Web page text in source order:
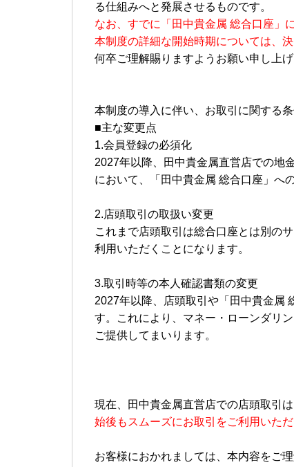
る仕組みへと発展させるものです。
なお、すでに「田中貴金属 総合口座」
本制度の詳細な開始時期については、
何卒ご理解賜りますようお願い申し上げ
本制度の導入に伴い、お取引に関する
■主な変更点
1.会員登録の必須化
2027年以降、田中貴金属直営店での地
において、「田中貴金属 総合口座」へ
2.店頭取引の取扱い変更
これまで店頭取引は総合口座とは別の
利用いただくことになります。
3.取引時等の本人確認書類の変更
2027年以降、店頭取引や「田中貴金属
す。これにより、マネー・ローンダリ
ご提供してまいります。
現在、田中貴金属直営店での店頭取引
始後もスムーズにお取引をご利用いただ
お客様におかれましては、本内容をご